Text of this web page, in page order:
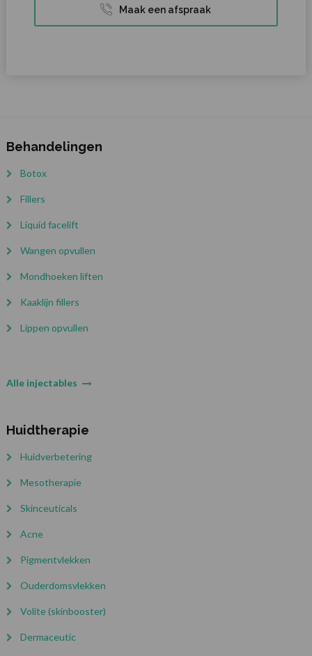
Maak een afspraak
Behandelingen
Botox
Fillers
Liquid facelift
Wangen opvullen
Mondhoeken liften
Kaaklijn fillers
Lippen opvullen
Alle injectables
Huidtherapie
Huidverbetering
Mesotherapie
Skinceuticals
Acne
Pigmentvlekken
Ouderdomsvlekken
Volite (skinbooster)
Dermaceutic